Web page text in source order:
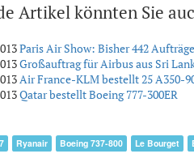
Artikel könnten Sie
Paris Air Show: Bisher 442
Großauftrag für Airbus aus Sri
Air France-KLM bestellt 25 A350-
Qatar bestellt Boeing 777-300ER
Ryanair Boeing 737-800 Le Bourget